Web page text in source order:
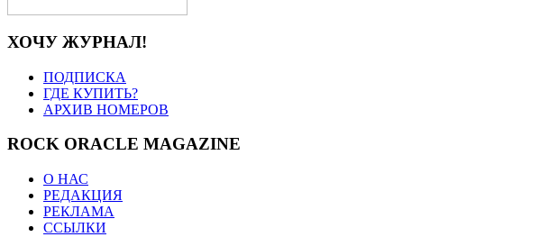
ХОЧУ ЖУРНАЛ!
ПОДПИСКА
ГДЕ КУПИТЬ?
АРХИВ НОМЕРОВ
ROCK ORACLE MAGAZINE
О НАС
РЕДАКЦИЯ
РЕКЛАМА
ССЫЛКИ